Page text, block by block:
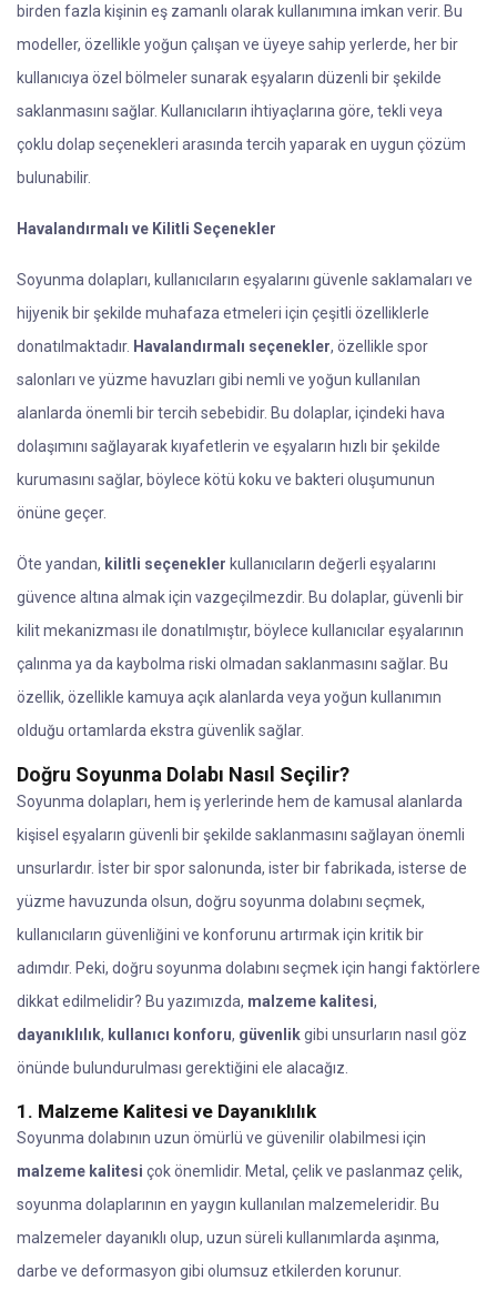
birden fazla kişinin eş zamanlı olarak kullanımına imkan verir. Bu
modeller, özellikle yoğun çalışan ve üyeye sahip yerlerde, her bir
kullanıcıya özel bölmeler sunarak eşyaların düzenli bir şekilde
saklanmasını sağlar. Kullanıcıların ihtiyaçlarına göre, tekli veya
çoklu dolap seçenekleri arasında tercih yaparak en uygun çözüm
bulunabilir.
Havalandırmalı ve Kilitli Seçenekler
Soyunma dolapları, kullanıcıların eşyalarını güvenle saklamaları ve
hijyenik bir şekilde muhafaza etmeleri için çeşitli özelliklerle
donatılmaktadır. Havalandırmalı seçenekler, özellikle spor
salonları ve yüzme havuzları gibi nemli ve yoğun kullanılan
alanlarda önemli bir tercih sebebidir. Bu dolaplar, içindeki hava
dolaşımını sağlayarak kıyafetlerin ve eşyaların hızlı bir şekilde
kurumasını sağlar, böylece kötü koku ve bakteri oluşumunun
önüne geçer.
Öte yandan, kilitli seçenekler kullanıcıların değerli eşyalarını
güvence altına almak için vazgeçilmezdir. Bu dolaplar, güvenli bir
kilit mekanizması ile donatılmıştır, böylece kullanıcılar eşyalarının
çalınma ya da kaybolma riski olmadan saklanmasını sağlar. Bu
özellik, özellikle kamuya açık alanlarda veya yoğun kullanımın
olduğu ortamlarda ekstra güvenlik sağlar.
Doğru Soyunma Dolabı Nasıl Seçilir?
Soyunma dolapları, hem iş yerlerinde hem de kamusal alanlarda
kişisel eşyaların güvenli bir şekilde saklanmasını sağlayan önemli
unsurlardır. İster bir spor salonunda, ister bir fabrikada, isterse de
yüzme havuzunda olsun, doğru soyunma dolabını seçmek,
kullanıcıların güvenliğini ve konforunu artırmak için kritik bir
adımdır. Peki, doğru soyunma dolabını seçmek için hangi faktörlere
dikkat edilmelidir? Bu yazımızda, malzeme kalitesi,
dayanıklılık, kullanıcı konforu, güvenlikgibi unsurların nasıl göz
önünde bulundurulması gerektiğini ele alacağız.
1. Malzeme Kalitesi ve Dayanıklılık
Soyunma dolabının uzun ömürlü ve güvenilir olabilmesi için
malzeme kalitesi çok önemlidir. Metal, çelik ve paslanmaz çelik,
soyunma dolaplarının en yaygın kullanılan malzemeleridir. Bu
malzemeler dayanıklı olup, uzun süreli kullanımlarda aşınma,
darbe ve deformasyon gibi olumsuz etkilerden korunur.